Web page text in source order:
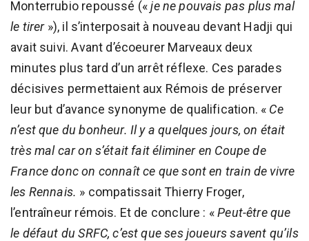
Monterrubio repoussé («je ne pouvais pas plus mal
le tirer»), il s’interposait à nouveau devant Hadji qui
avait suivi. Avant d’écoeurer Marveaux deux
minutes plus tard d’un arrêt réflexe. Ces parades
décisives permettaient aux Rémois de préserver
leur but d’avance synonyme de qualification. « Ce
n’est que du bonheur. Il y a quelques jours, on était
très mal car on s’était fait éliminer en Coupe de
France donc on connaît ce que sont en train de vivre
les Rennais. » compatissait Thierry Froger,
l’entraîneur rémois. Et de conclure : «Peut-être que
le défaut du SRFC, c’est que ses joueurs savent qu’ils